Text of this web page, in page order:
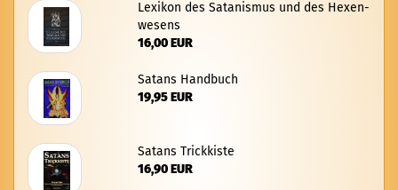
Le­xi­kon des Sa­ta­nis­mus und des He­xen­
we­sens
16,00 EUR
Sa­tans Hand­buch
19,95 EUR
Sa­tans Trick­kis­te
16,90 EUR